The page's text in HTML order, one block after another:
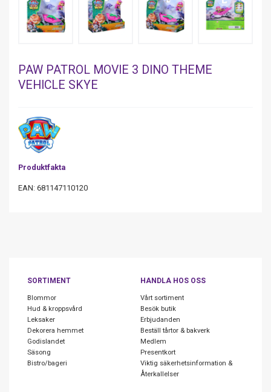
PAW PATROL MOVIE 3 DINO THEME
VEHICLE SKYE
Produktfakta
EAN: 681147110120
SORTIMENT
Blommor
Hud & kroppsvård
Leksaker
Dekorera hemmet
Godislandet
Säsong
Bistro/bageri
HANDLA HOS OSS
Vårt sortiment
Besök butik
Erbjudanden
Beställ tårtor & bakverk
Medlem
Presentkort
Viktig säkerhetsinformation &
Återkallelser